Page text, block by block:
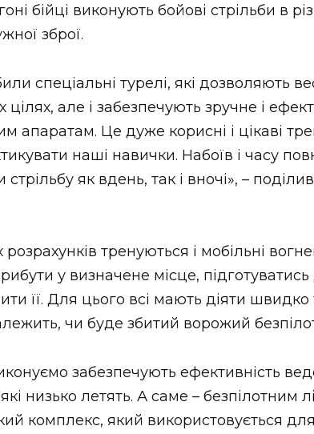
бійці виконують бойові стрільби в
зброї.
спеціальні турелі, які дозволяють
але і забезпечують зручне і
апаратам. Це дуже корисні і цікаві
наші навички. Набоїв і часу
як вдень, так і вночі», –
тренуються і мобільні
у визначене місце, підготуватись
її. Для цього всі мають діяти
чи буде збитий ворожий
забезпечують ефективність
низько летять. А саме – безпілотним
комплекс, який використовується